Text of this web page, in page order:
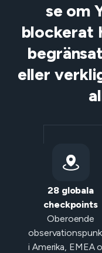
se om
blockerat
eller
28 globala
checkpoints
Oberoende
i Amerika, EMEA